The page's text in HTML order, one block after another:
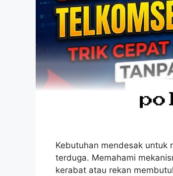
Kebutuhan mendesak untuk
terduga. Memahami
kerabat atau rekan